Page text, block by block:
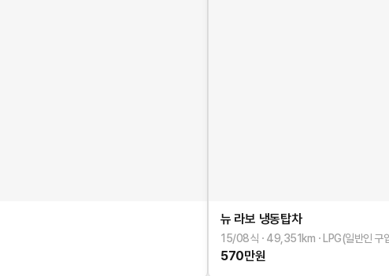
뉴 라보 냉동탑차
15/08식 49,351 km LPG(일반인 구
570만원